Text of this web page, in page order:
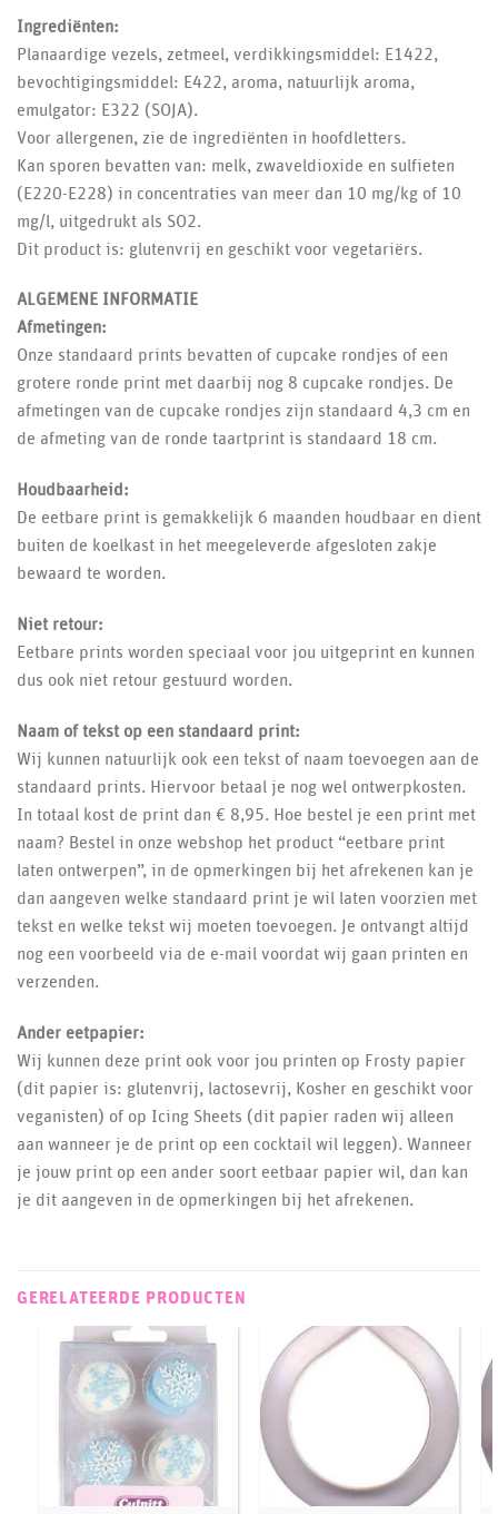
Ingrediënten:
Planaardige vezels, zetmeel, verdikkingsmiddel: E1422,
bevochtigingsmiddel: E422, aroma, natuurlijk aroma,
emulgator: E322 (SOJA).
Voor allergenen, zie de ingrediënten in hoofdletters.
Kan sporen bevatten van: melk, zwaveldioxide en sulfieten
(E220-E228) in concentraties van meer dan 10 mg/kg of 10
mg/l, uitgedrukt als SO2.
Dit product is: glutenvrij en geschikt voor vegetariërs.
ALGEMENE INFORMATIE
Afmetingen:
Onze standaard prints bevatten of cupcake rondjes of een
grotere ronde print met daarbij nog 8 cupcake rondjes. De
afmetingen van de cupcake rondjes zijn standaard 4,3 cm en
de afmeting van de ronde taartprint is standaard 18 cm.
Houdbaarheid:
De eetbare print is gemakkelijk 6 maanden houdbaar en dient
buiten de koelkast in het meegeleverde afgesloten zakje
bewaard te worden.
Niet retour:
Eetbare prints worden speciaal voor jou uitgeprint en kunnen
dus ook niet retour gestuurd worden.
Naam of tekst op een standaard print:
Wij kunnen natuurlijk ook een tekst of naam toevoegen aan de
standaard prints. Hiervoor betaal je nog wel ontwerpkosten.
In totaal kost de print dan € 8,95. Hoe bestel je een print met
naam? Bestel in onze webshop het product “eetbare print
laten ontwerpen”, in de opmerkingen bij het afrekenen kan je
dan aangeven welke standaard print je wil laten voorzien met
tekst en welke tekst wij moeten toevoegen. Je ontvangt altijd
nog een voorbeeld via de e-mail voordat wij gaan printen en
verzenden.
Ander eetpapier:
Wij kunnen deze print ook voor jou printen op Frosty papier
(dit papier is: glutenvrij, lactosevrij, Kosher en geschikt voor
veganisten) of op Icing Sheets (dit papier raden wij alleen
aan wanneer je de print op een cocktail wil leggen). Wanneer
je jouw print op een ander soort eetbaar papier wil, dan kan
je dit aangeven in de opmerkingen bij het afrekenen.
GERELATEERDE PRODUCTEN